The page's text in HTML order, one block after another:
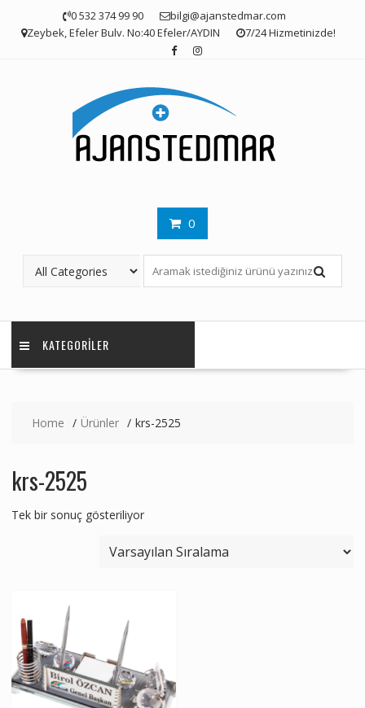
0 532 374 99 90
bilgi@ajanstedmar.com
Zeybek, Efeler Bulv. No:40 Efeler/AYDIN
7/24 Hizmetinizde!
0
KATEGORILER
Home Ürünler krs-2525
krs-2525
Tek bir sonuç gösteriliyor